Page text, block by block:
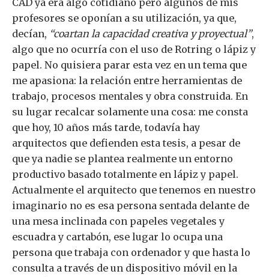
CAD ya era algo cotidiano pero algunos de mis
profesores se oponían a su utilización, ya que,
decían, “coartan la capacidad creativa y proyectual”,
algo que no ocurría con el uso de Rotring o lápiz y
papel. No quisiera parar esta vez en un tema que
me apasiona: la relación entre herramientas de
trabajo, procesos mentales y obra construida. En
su lugar recalcar solamente una cosa: me consta
que hoy, 10 años más tarde, todavía hay
arquitectos que defienden esta tesis, a pesar de
que ya nadie se plantea realmente un entorno
productivo basado totalmente en lápiz y papel.
Actualmente el arquitecto que tenemos en nuestro
imaginario no es esa persona sentada delante de
una mesa inclinada con papeles vegetales y
escuadra y cartabón, ese lugar lo ocupa una
persona que trabaja con ordenador y que hasta lo
consulta a través de un dispositivo móvil en la